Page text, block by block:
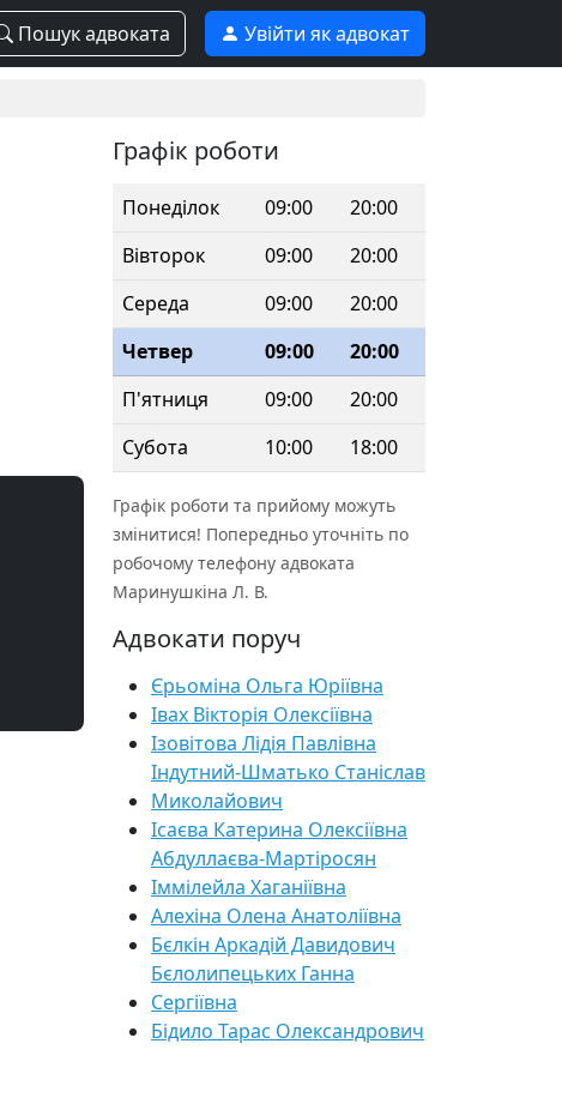
Пошук адвоката Увійти як адвокат
Графік роботи
Понеділок 09:00
20:00
Вівторок
09:00
20:00
Середа
09:00
20:00
Четвер
09:00
20:00
П'ятниця
09:00
20:00
Субота
10:00 18:00
Графік роботи та прийому можуть
змінитися! Попередньо уточніть по
робочому телефону адвоката
Маринушкіна Л. В.
Адвокати поруч
Єрьоміна Ольга Юріївна
Івах Вікторія Олексіївна
Ізовітова Лідія Павлівна
Індутний-Шматько Станіслав
Миколайович
Ісаєва Катерина Олексіївна
Абдуллаєва-Мартіросян
Іммілейла Хаганіївна
Алехіна Олена Анатоліївна
Бєлкін Аркадій Давидович
Бєлолипецьких Ганна
Сергіївна
Бідило Тарас Олександрович